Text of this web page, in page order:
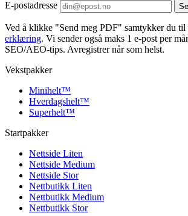
E-postadresse
Ved å klikke "Send meg PDF" samtykker du til
erklæring. Vi sender også maks 1 e-post per
SEO/AEO-tips. Avregistrer når som helst.
Vekstpakker
Minihelt™
Hverdagshelt™
Superhelt™
Startpakker
Nettside Liten
Nettside Medium
Nettside Stor
Nettbutikk Liten
Nettbutikk Medium
Nettbutikk Stor